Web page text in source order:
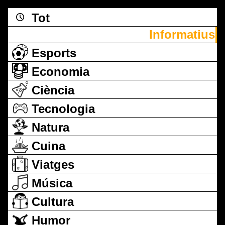
Tot
Informatius
Esports
Economia
Ciència
Tecnologia
Natura
Cuina
Viatges
Música
Cultura
Humor